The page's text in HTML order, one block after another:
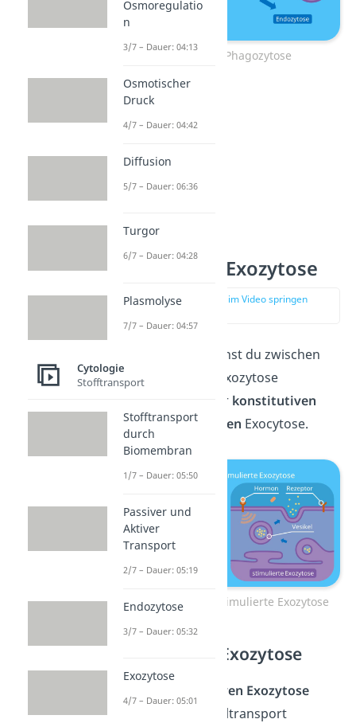
Prinzip der Phagozytose
Formen der Exozytose
zur Stelle im Video springen
Grundsätzlich kannst du zwischen
zwei Formen der Exozytose
unterscheiden: der konstitutiven
und derstimulierten Exocytose.
Konstitutive und stimulierte Exozytose
Konstitutive Exozytose
konstitutiven Exozytose
werden per Vesikeltransport
Osmoregulatio
n
3/7 – Dauer: 04:13
Osmotischer
Druck
4/7 – Dauer: 04:42
Diffusion
5/7 – Dauer: 06:36
Turgor
6/7 – Dauer: 04:28
Plasmolyse
7/7 – Dauer: 04:57
Cytologie
Stofftransport
Stofftransport
durch
Biomembran
1/7 – Dauer: 05:50
Passiver und
Aktiver
Transport
2/7 – Dauer: 05:19
Endozytose
3/7 – Dauer: 05:32
Exozytose
4/7 – Dauer: 05:01